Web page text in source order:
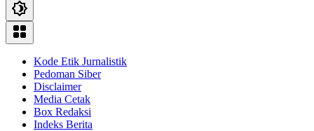
Kode Etik Jurnalistik
Pedoman Siber
Disclaimer
Media Cetak
Box Redaksi
Indeks Berita